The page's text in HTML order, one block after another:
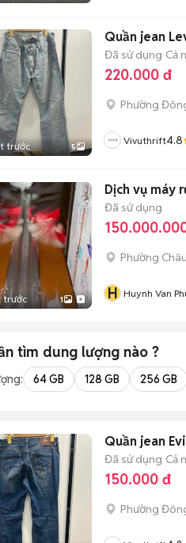
trước 5
Quần jean
Đã sử dụng Cả
220.000 đ
Phường
Vivuthrift4.8
trước 1
Dịch vụ máy
Đã sử dụng
Phường
H Huynh Van
tìm dung lượng nào ?
64 GB 128 GB 256 GB
Quần jean
Đã sử dụng Cả
150.000 đ
Phường